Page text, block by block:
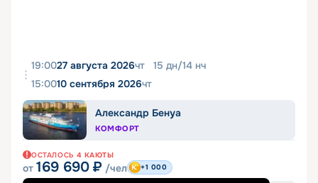
19:0027 августа 2026чт 15 дн/14 нч
15:0010 сентября 2026чт
Александр Бенуа
КОМФОРТ
ОСТАЛОСЬ 4 КАЮТЫ
от 169 690 ₽ /чел +1 000